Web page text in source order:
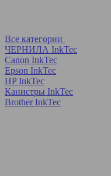
Все категории
ЧЕРНИЛА InkTec
Canon InkTec
Epson InkTec
HP InkTec
Канистры InkTec
Brother InkTec